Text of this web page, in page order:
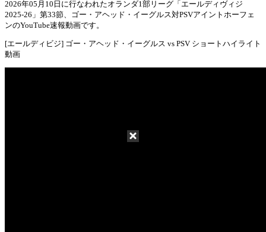
2026年05月10日に行なわれたオランダ1部リーグ「エールディヴィジ
2025-26」第33節、ゴー・アヘッド・イーグルス対PSVアイントホーフェ
ンのYouTube速報動画です。
[エールディビジ] ゴー・アヘッド・イーグルス vs PSV ショートハイライト
動画